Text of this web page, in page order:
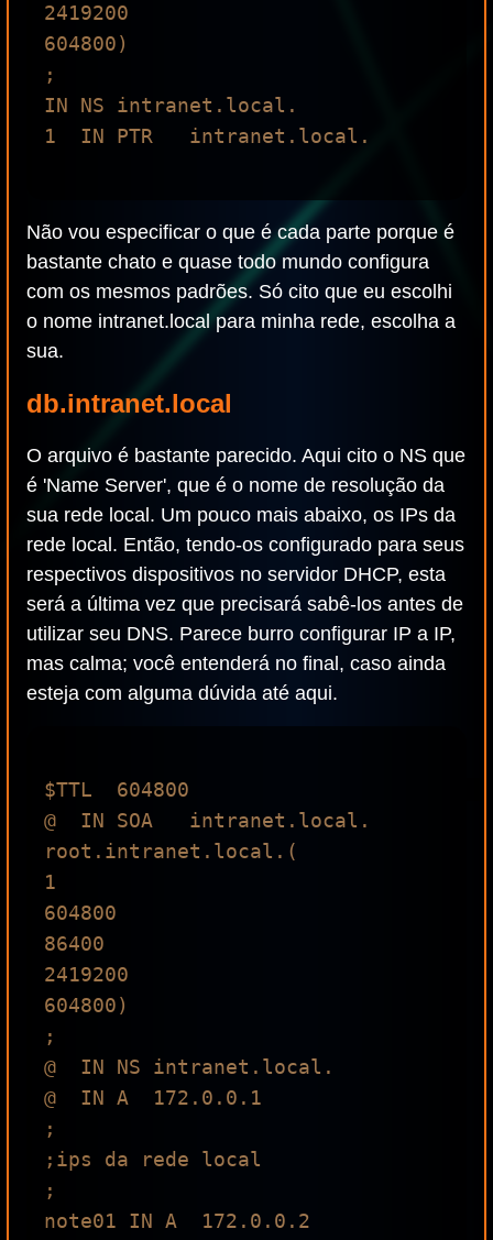
2419200
604800)
;
IN NS intranet.local.
1  IN PTR   intranet.local.
Não vou especificar o que é cada parte porque é
bastante chato e quase todo mundo configura
com os mesmos padrões. Só cito que eu escolhi
o nome intranet.local para minha rede, escolha a
sua.
db.intranet.local
O arquivo é bastante parecido. Aqui cito o NS que
é 'Name Server', que é o nome de resolução da
sua rede local. Um pouco mais abaixo, os IPs da
rede local. Então, tendo-os configurado para seus
respectivos dispositivos no servidor DHCP, esta
será a última vez que precisará sabê-los antes de
utilizar seu DNS. Parece burro configurar IP a IP,
mas calma; você entenderá no final, caso ainda
esteja com alguma dúvida até aqui.
$TTL  604800
@  IN SOA   intranet.local.
root.intranet.local.(
1
604800
86400
2419200
604800)
;
@  IN NS intranet.local.
@  IN A  172.0.0.1
;
;ips da rede local
;
note01 IN A  172.0.0.2